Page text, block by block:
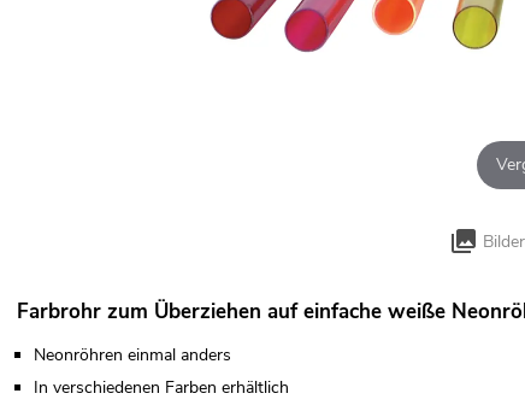
Farbrohr zum Überziehen auf einfache weiße
Neonröhren einmal anders
In verschiedenen Farben erhältlich